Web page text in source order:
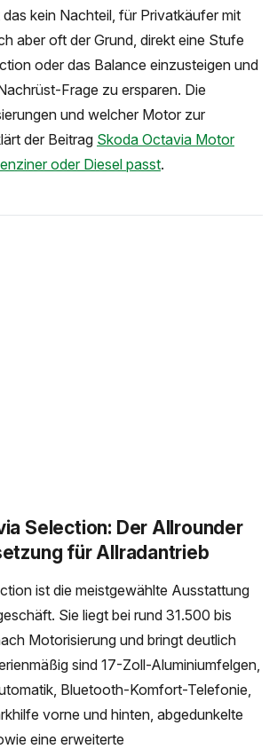
kein Nachteil, für Privatkäufer mit
aber oft der Grund, direkt eine Stufe
oder das Balance einzusteigen und
Frage zu ersparen. Die
und welcher Motor zur
der Beitrag Skoda Octavia Motor
oder Diesel passt.
Selection: Der Allrounder
für Allradantrieb
ist die meistgewählte Ausstattung
Sie liegt bei rund 31.500 bis
Motorisierung und bringt deutlich
sind 17-Zoll-Aluminiumfelgen,
Bluetooth-Komfort-Telefonie,
vorne und hinten, abgedunkelte
eine erweiterte